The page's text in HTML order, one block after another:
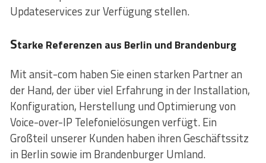
Updateservices zur Verfügung stellen.
Starke Referenzen aus Berlin und Brandenburg
Mit ansit-com haben Sie einen starken Partner an
der Hand, der über viel Erfahrung in der Installation,
Konfiguration, Herstellung und Optimierung von
Voice-over-IP Telefonielösungen verfügt. Ein
Großteil unserer Kunden haben ihren Geschäftssitz
in Berlin sowie im Brandenburger Umland.